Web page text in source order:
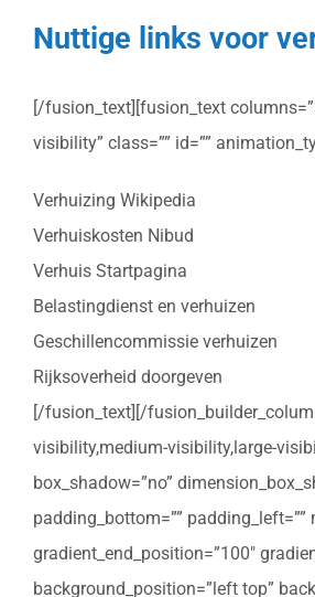
Nuttige links voor
[/fusion_text][fusion_text
visibility” class=”” id=””
Verhuizing Wikipedia
Verhuiskosten Nibud
Verhuis Startpagina
Belastingdienst en verhuizen
Geschillencommissie verhuizen
Rijksoverheid doorgeven
[/fusion_text][/
visibility,medium-visibility,large-
box_shadow=”no”
padding_bottom=””
gradient_end_position=”100″
background_position=”left top”